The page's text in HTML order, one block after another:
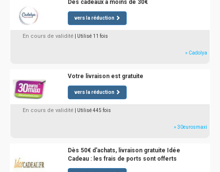
Des cadeaux à moins de 30€
vers la réduction
En cours de validité | Utilisé 11 fois
» Cadolya
Votre livraison est gratuite
vers la réduction
En cours de validité | Utilisé 445 fois
» 30eurosmaxi
Dès 50€ d'achats, livraison gratuite Idée
Cadeau : les frais de ports sont offerts